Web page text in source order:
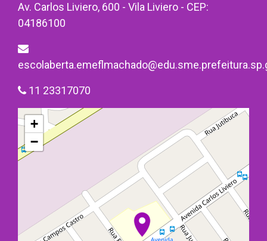
Av. Carlos Liviero, 600 - Vila Liviero - CEP:
04186100
11 23317070
+
−